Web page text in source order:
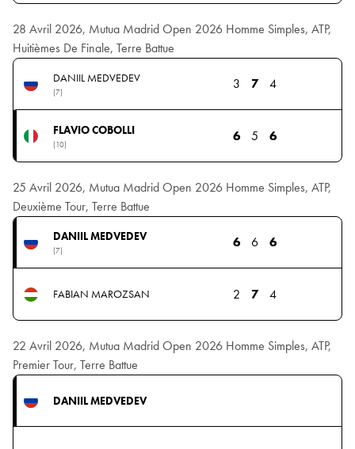
28 Avril 2026, Mutua Madrid Open 2026 Homme Simples, ATP,
Huitièmes De Finale, Terre Battue
DANIIL MEDVEDEV
(7)
3 7 4
FLAVIO COBOLLI
(10)
6 5 6
25 Avril 2026, Mutua Madrid Open 2026 Homme Simples, ATP,
Deuxième Tour, Terre Battue
DANIIL MEDVEDEV
(7)
6 6 6
FABIAN MAROZSAN 2 7 4
22 Avril 2026, Mutua Madrid Open 2026 Homme Simples, ATP,
Premier Tour, Terre Battue
DANIIL MEDVEDEV